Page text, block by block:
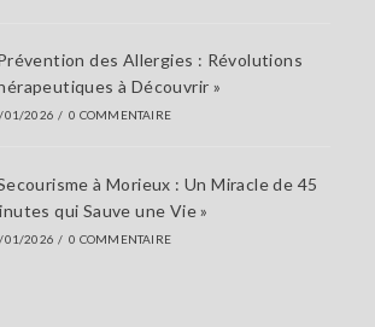
des Allergies : Révolutions
à Découvrir »
01/2026 / 0 COMMENTAIRE
à Morieux : Un Miracle de 45
qui Sauve une Vie »
01/2026 / 0 COMMENTAIRE